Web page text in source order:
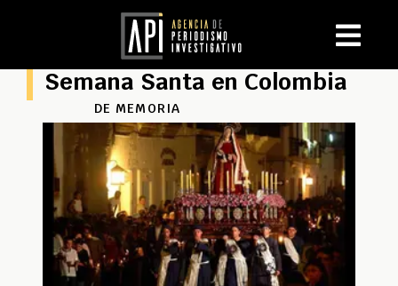
Semana Santa en Colombia
DE MEMORIA